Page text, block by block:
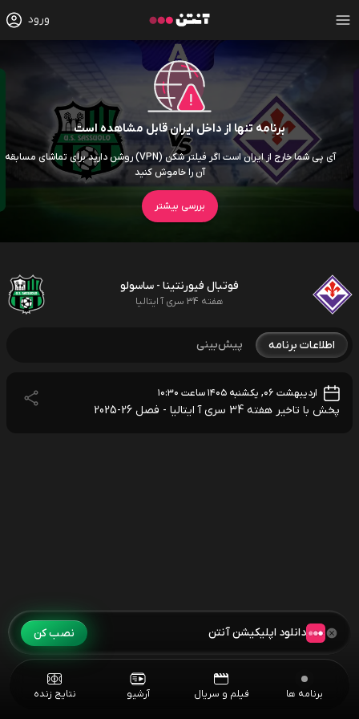
ورود
برنامه تنها از داخل ایران قابل مشاهده است
آی پی شما خارج از ایران است اگر فیلتر شکن (VPN) روشن دارید برای تماشای مسابقه
آن را خاموش کنید
بررسی بیشتر
فوتبال فیورنتینا - ساسولو
هفته 34 سری آ ایتالیا
اطلاعات برنامه پیش‌بینی
اردیبهشت ۰۶, یکشنبه ۱۴۰۵ ساعت ۱۰:۳۰
پخش با تاخیر هفته 34 سری آ ایتالیا - فصل 26-2025
برنامه ها فیلم و سریال آرشیو نتایج زنده
دانلود اپلیکیشن آنتن نصب کن